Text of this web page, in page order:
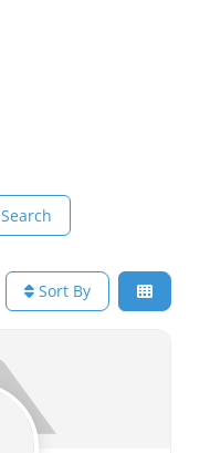
Search
Sort By